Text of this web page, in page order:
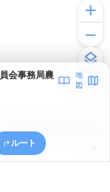
会事務局農
地
図
ルート